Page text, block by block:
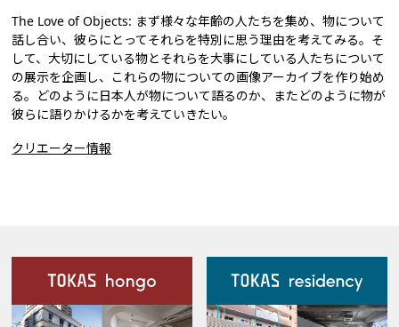
The Love of Objects: まず様々な年齢の人たちを集め、物について
話し合い、彼らにとってそれらを特別に思う理由を考えてみる。そ
して、大切にしている物とそれらを大事にしている人たちについて
の展示を企画し、これらの物についての画像アーカイブを作り始め
る。どのように日本人が物について語るのか、またどのように物が
彼らに語りかけるかを考えていきたい。
クリエーター情報
施設案内
Our Facilities